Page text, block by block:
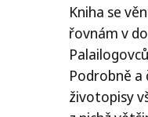
Kniha se
řov­nám v
Podrobně
živo­to­pi­sy